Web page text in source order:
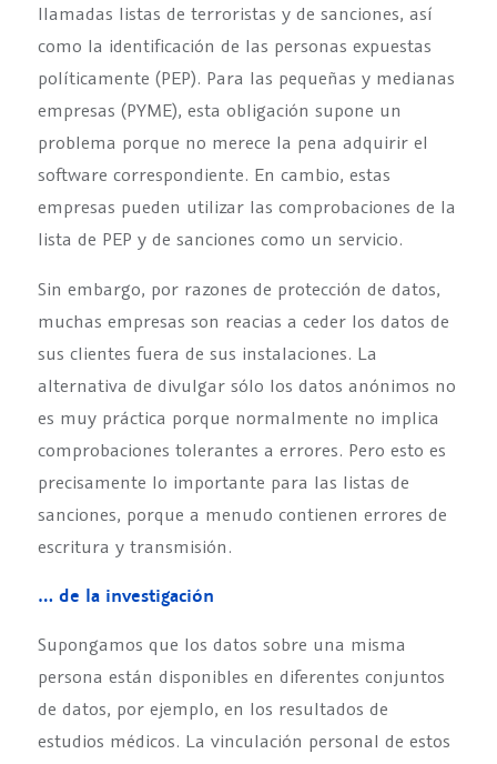
llamadas listas de terroristas y de sanciones, así
como la identificación de las personas expuestas
políticamente (PEP). Para las pequeñas y medianas
empresas (PYME), esta obligación supone un
problema porque no merece la pena adquirir el
software correspondiente. En cambio, estas
empresas pueden utilizar las comprobaciones de la
lista de PEP y de sanciones como un servicio.
Sin embargo, por razones de protección de datos,
muchas empresas son reacias a ceder los datos de
sus clientes fuera de sus instalaciones. La
alternativa de divulgar sólo los datos anónimos no
es muy práctica porque normalmente no implica
comprobaciones tolerantes a errores. Pero esto es
precisamente lo importante para las listas de
sanciones, porque a menudo contienen errores de
escritura y transmisión.
… de la investigación
Supongamos que los datos sobre una misma
persona están disponibles en diferentes conjuntos
de datos, por ejemplo, en los resultados de
estudios médicos. La vinculación personal de estos